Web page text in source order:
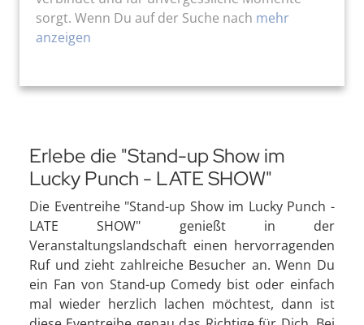
sorgt. Wenn Du auf der Suche nach mehr
anzeigen
Erlebe die "Stand-up Show im
Lucky Punch - LATE SHOW"
Die Eventreihe "Stand-up Show im Lucky Punch -
LATE SHOW" genießt in der
Veranstaltungslandschaft einen hervorragenden
Ruf und zieht zahlreiche Besucher an. Wenn Du
ein Fan von Stand-up Comedy bist oder einfach
mal wieder herzlich lachen möchtest, dann ist